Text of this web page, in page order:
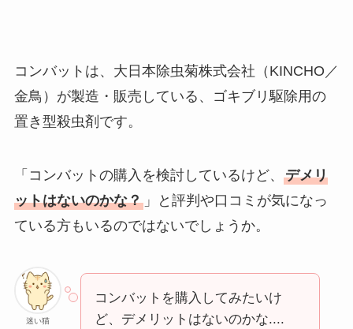
コンバットは、大日本除虫菊株式会社（KINCHO／
金鳥）が製造・販売している、ゴキブリ駆除用の
置き型殺虫剤です。
「コンバットの購入を検討しているけど、 デメリ
ットはないのかな？」と評判や口コミが気になっ
ている方もいるのではないでしょうか。
迷い猫
コンバットを購入してみたいけ
ど、デメリットはないのかな....